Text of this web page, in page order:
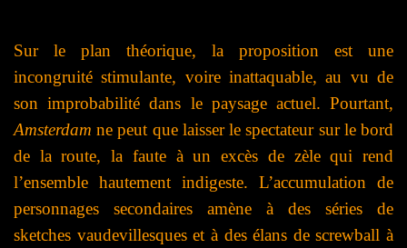
Sur le plan théorique, la proposition est une
incongruité stimulante, voire inattaquable, au vu de
son improbabilité dans le paysage actuel. Pourtant,
Amsterdam ne peut que laisser le spectateur sur le bord
de la route, la faute à un excès de zèle qui rend
l’ensemble hautement indigeste. L’accumulation de
personnages secondaires amène à des séries de
sketches vaudevillesques et à des élans de screwball à